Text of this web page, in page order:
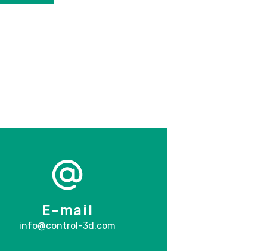
E-mail
info@control-3d.com